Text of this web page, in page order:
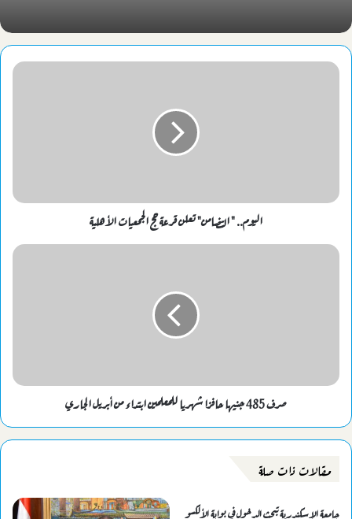
اليوم.. " التضامن" تعلن قرعة حج الجمعيات الأهلية
صرف 485 جنيها حافزا شهريا للمعلمين ابتداء من أبريل الجاري
مقالات ذات صلة
جامعة الإسكندرية تبحث الدخول في بوابة الألكسو